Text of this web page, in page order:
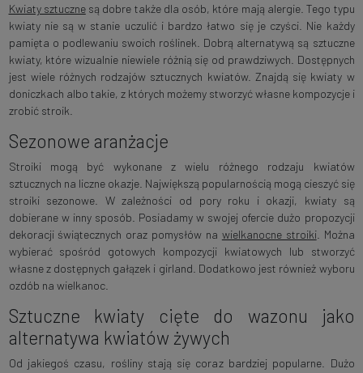
Kwiaty sztucznesą dobre także dla osób, które mają alergie. Tego typu
kwiaty nie są w stanie uczulić i bardzo łatwo się je czyści. Nie każdy
pamięta o podlewaniu swoich roślinek. Dobrą alternatywą są sztuczne
kwiaty, które wizualnie niewiele różnią się od prawdziwych. Dostępnych
jest wiele różnych rodzajów sztucznych kwiatów. Znajdą się kwiaty w
doniczkach albo takie, z których możemy stworzyć własne kompozycje i
zrobić stroik.
Sezonowe aranżacje
Stroiki mogą być wykonane z wielu różnego rodzaju kwiatów
sztucznych na liczne okazje. Największą popularnością mogą cieszyć się
stroiki sezonowe. W zależności od pory roku i okazji, kwiaty są
dobierane w inny sposób. Posiadamy w swojej ofercie dużo propozycji
dekoracji świątecznych oraz pomysłów na wielkanocne stroiki. Można
wybierać spośród gotowych kompozycji kwiatowych lub stworzyć
własne z dostępnych gałązek i girland. Dodatkowo jest również wyboru
ozdób na wielkanoc.
Sztuczne kwiaty cięte do wazonu jako
alternatywa kwiatów żywych
Od jakiegoś czasu, rośliny stają się coraz bardziej popularne. Dużo